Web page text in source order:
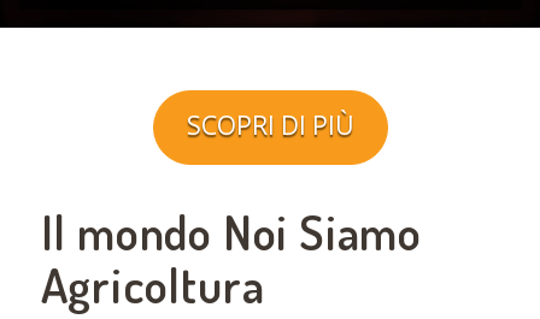
SCOPRI DI PIÙ
Il mondo Noi Siamo
Agricoltura